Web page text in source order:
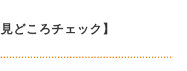
見どころチェック】